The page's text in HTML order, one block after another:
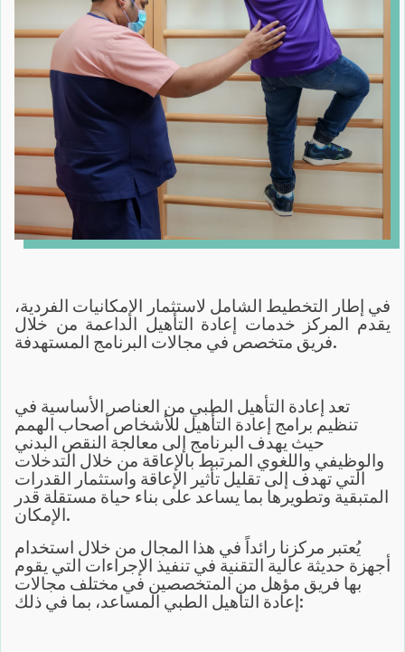
في إطار التخطيط الشامل لاستثمار الإمكانيات الفردية،
يقدم المركز خدمات إعادة التأهيل الداعمة من خلال
فريق متخصص في مجالات البرنامج المستهدفة.
تعد إعادة التأهيل الطبي من العناصر الأساسية في
تنظيم برامج إعادة التأهيل للأشخاص أصحاب الهمم
حيث يهدف البرنامج إلى معالجة النقص البدني
والوظيفي واللغوي المرتبط بالإعاقة من خلال التدخلات
التي تهدف إلى تقليل تأثير الإعاقة واستثمار القدرات
المتبقية وتطويرها بما يساعد على بناء حياة مستقلة قدر
الإمكان.
يُعتبر مركزنا رائداً في هذا المجال من خلال استخدام
أجهزة حديثة عالية التقنية في تنفيذ الإجراءات التي يقوم
بها فريق مؤهل من المتخصصين في مختلف مجالات
إعادة التأهيل الطبي المساعد، بما في ذلك: